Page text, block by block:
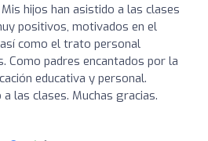
Mis hijos han asistido a las clases
positivos, motivados en el
como el trato personal
Como padres encantados por la
educativa y personal.
las clases. Muchas gracias.